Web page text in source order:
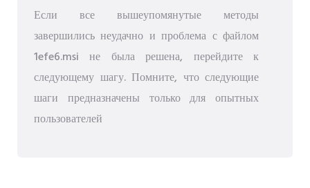
Если все вышеупомянутые методы
завершились неудачно и проблема с файлом
1efe6.msi не была решена, перейдите к
следующему шагу. Помните, что следующие
шаги предназначены только для опытных
пользователей